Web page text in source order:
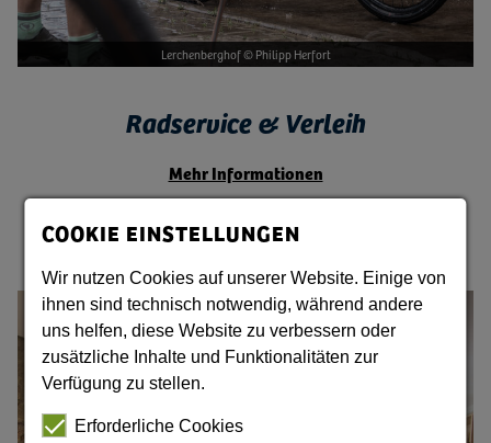
Lerchenberghof © Philipp Herfort
Radservice & Verleih
Mehr Informationen
Bild vergrößern
COOKIE EINSTELLUNGEN
Wir nutzen Cookies auf unserer Website. Einige von
ihnen sind technisch notwendig, während andere
uns helfen, diese Website zu verbessern oder
zusätzliche Inhalte und Funktionalitäten zur
Verfügung zu stellen.
Erforderliche Cookies